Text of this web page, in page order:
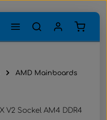
AMD Mainboards